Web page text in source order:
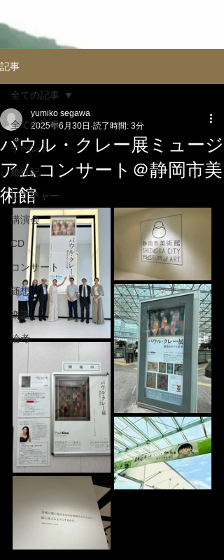
記事
全ての記事
イべント
旅行記
レクチャー
講演会
CD
コンサート
随想
楽譜
論考
全ての記事
パウル・クレー展ミュージ
アムコンサート＠静岡市美
術館
yumiko segawa
2025年6月30日 読了時間: 3分